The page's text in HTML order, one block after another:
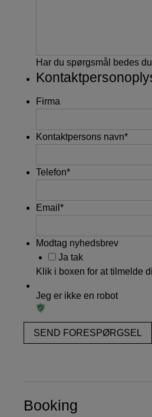
Har du spørgsmål bedes
Firma
Kontaktpersons navn*
Telefon*
Email *
Modtag nyhedsbrev
Ja tak
Klik i boxen for at tilmelde
Jeg er ikke en robot
Booking